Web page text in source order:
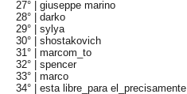
27° |giuseppe marino
28° |darko
29° |sylya
30° |shostakovich
31° |marcom_to
32° |spencer
33° |marco
34° |esta libre_para el_precisamente